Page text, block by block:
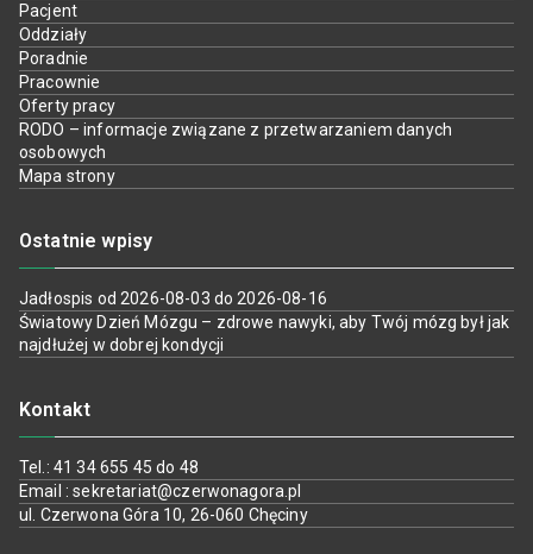
Pacjent
Oddziały
Poradnie
Pracownie
Oferty pracy
RODO – informacje związane z przetwarzaniem danych
osobowych
Mapa strony
Ostatnie wpisy
Jadłospis od 2026-08-03 do 2026-08-16
Światowy Dzień Mózgu – zdrowe nawyki, aby Twój mózg był jak
najdłużej w dobrej kondycji
Kontakt
Tel.: 41 34 655 45 do 48
Email : sekretariat@czerwonagora.pl
ul. Czerwona Góra 10, 26-060 Chęciny